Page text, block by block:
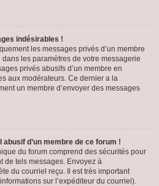
indésirables !
les messages privés d’un membre
les paramètres de votre messagerie
privés abusifs d’un membre en
aux modérateurs. Ce dernier a la
un membre d’envoyer des messages
d’un membre de ce forum !
du forum comprend des sécurités pour
de tels messages. Envoyez à
du courriel reçu. Il est très important
sur l’expéditeur du courriel).